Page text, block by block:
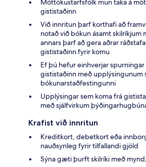
Móttökustarfsfólk mun taka á
gististaðinn
Við innritun þarf korthafi að
notað við bókun ásamt skilríkjum
annars þarf að gera aðrar
gististaðinn fyrir komu
Ef þú hefur einhverjar
gististaðinn með upplýsingunum
bókunarstaðfestingunni
Upplýsingar sem koma frá
með sjálfvirkum
Krafist við innritun
Kreditkort, debetkort eða
nauðsynleg fyrir tilfallandi gjöld
Sýna gæti þurft skilríki með